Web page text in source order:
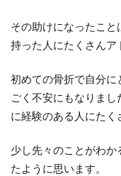
その助けになったこ
持った人にたくさんア
初めての骨折で自分に
ごく不安にもなりま
に経験のある人にたく
少し先々のことがわ
たように思います。